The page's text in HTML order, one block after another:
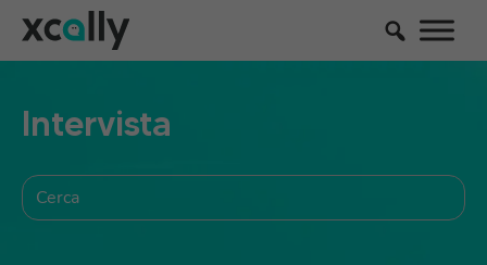
Intervista